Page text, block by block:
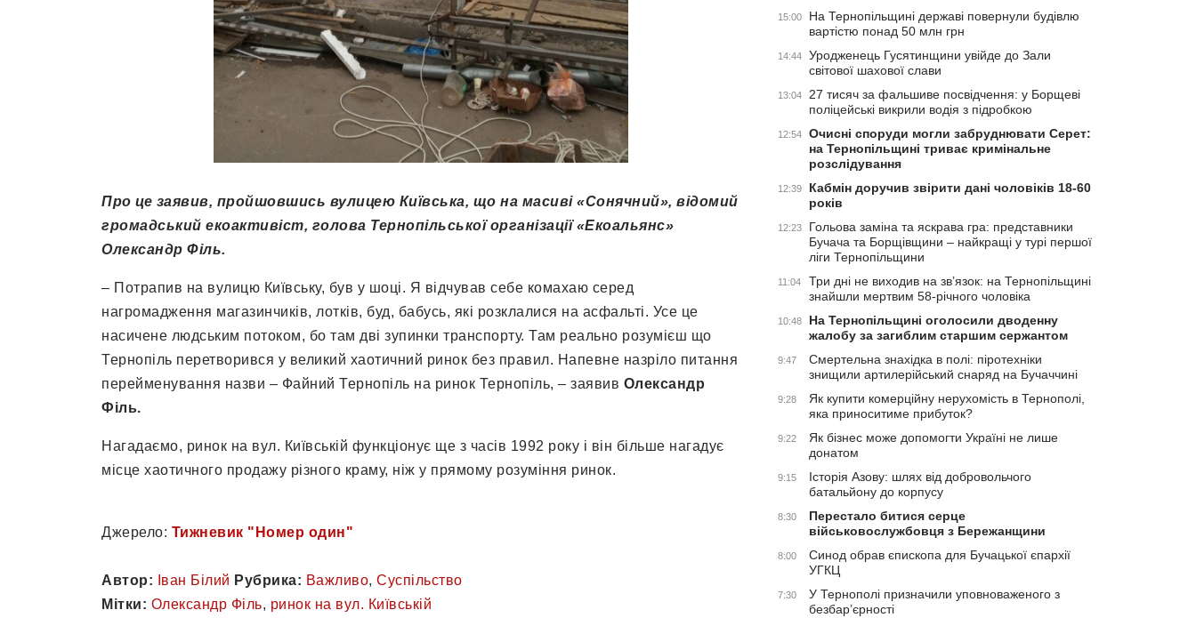
Про це заявив, пройшовшись вулицею Київська, що на масиві «Сонячний», відомий
громадський екоактивіст, голова Тернопільської організації «Екоальянс»
Олександр Філь.
– Потрапив на вулицю Київську, був у шоці. Я відчував себе комахаю серед
нагромадження магазинчиків, лотків, буд, бабусь, які розклалися на асфальті. Усе це
насичене людським потоком, бо там дві зупинки транспорту. Там реально розумієш що
Тернопіль перетворився у великий хаотичний ринок без правил. Напевне назріло питання
перейменування назви – Файний Тернопіль на ринок Тернопіль, – заявив Олександр
Філь.
Нагадаємо, ринок на вул. Київській функціонує ще з часів 1992 року і він більше нагадує
місце хаотичного продажу різного краму, ніж у прямому розуміння ринок.
Джерело: Тижневик "Номер один"
Автор: Іван Білий Рубрика: Важливо, Суспільство
Мітки: Олександр Філь, ринок на вул. Київській
15:00
На Тернопільщині державі повернули будівлю
вартістю понад 50 млн грн
14:44
Уродженець Гусятинщини увійде до Зали
світової шахової слави
13:04
27 тисяч за фальшиве посвідчення: у Борщеві
поліцейські викрили водія з підробкою
12:54
Очисні споруди могли забруднювати Серет:
на Тернопільщині триває кримінальне
розслідування
12:39
Кабмін доручив звірити дані чоловіків 18-60
років
12:23
Гольова заміна та яскрава гра: представники
Бучача та Борщівщини – найкращі у турі першої
ліги Тернопільщини
11:04
Три дні не виходив на зв’язок: на Тернопільщині
знайшли мертвим 58-річного чоловіка
10:48
На Тернопільщині оголосили дводенну
жалобу за загиблим старшим сержантом
9:47
Смертельна знахідка в полі: піротехніки
знищили артилерійський снаряд на Бучаччині
9:28
Як купити комерційну нерухомість в Тернополі,
яка приноситиме прибуток?
9:22
Як бізнес може допомогти Україні не лише
донатом
9:15
Історія Азову: шлях від добровольчого
батальйону до корпусу
8:30
Перестало битися серце
військовослужбовця з Бережанщини
8:00
Синод обрав єпископа для Бучацької єпархії
УГКЦ
7:30
У Тернополі призначили уповноваженого з
безбар’єрності